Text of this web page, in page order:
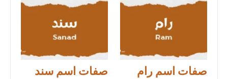
صفات اسم رام صفات اسم سند